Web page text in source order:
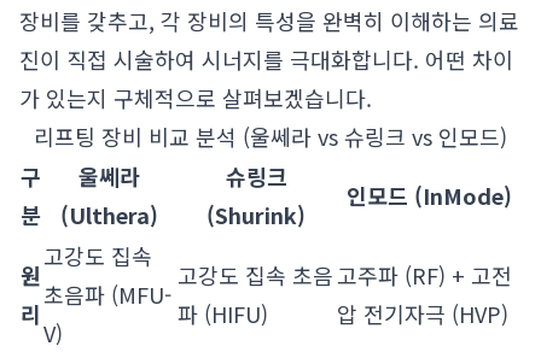
장비를 갖추고, 각 장비의 특성을 완벽히 이해하는 의료
진이 직접 시술하여 시너지를 극대화합니다. 어떤 차이
가 있는지 구체적으로 살펴보겠습니다.
리프팅 장비 비교 분석 (울쎄라 vs 슈링크 vs 인모드)
구
분
울쎄라
(Ulthera)
슈링크
(Shurink)
인모드 (InMode)
원
리
고강도 집속
초음파 (MFU-
V)
고강도 집속 초음
파 (HIFU)
고주파 (RF) + 고전
압 전기자극 (HVP)